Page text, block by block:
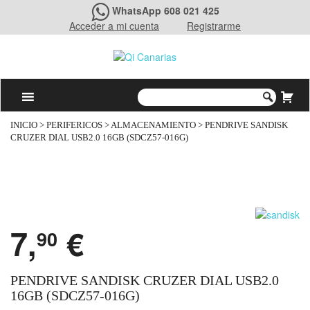
WhatsApp 608 021 425
Acceder a mi cuenta
Registrarme
INICIO > PERIFERICOS >ALMACENAMIENTO > PENDRIVE SANDISK
CRUZER DIAL USB2.0 16GB (SDCZ57-016G)
7,90 €
PENDRIVE SANDISK CRUZER DIAL USB2.0
16GB (SDCZ57-016G)